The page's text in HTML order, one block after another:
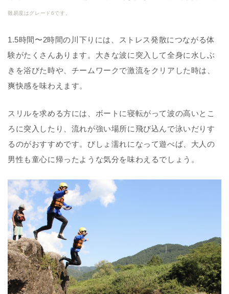
難易度はグレード6です。
1.5時間〜2時間の川下りには、ストレス発散につながる体
験がたくさんあります。大きな波に突入して全身に水しぶ
きを浴びた時や、チームワークで激流をクリアした時は、
爽快感を味わえます。
スリルを求める方には、ボートに寝転がって波の高いとこ
ろに突入したり、流れが強い場所に飛び込んで泳いだりす
るのがおすすめです。びしょ濡れになって遊べば、大人の
男性も童心に帰ったような気分を味わえるでしょう。